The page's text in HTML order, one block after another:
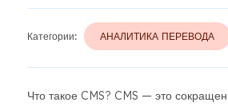
Категории: АНАЛИТИКА ПЕРЕВОДА
Что такое CMS? CMS — это